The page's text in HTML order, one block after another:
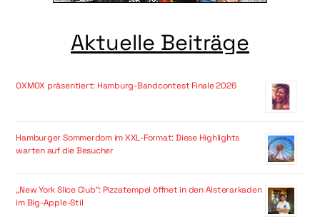
Aktuelle Beiträge
OXMOX präsentiert: Hamburg-Bandcontest Finale 2026
Hamburger Sommerdom im XXL-Format: Diese Highlights
warten auf die Besucher
„New York Slice Club“: Pizzatempel öffnet in den Alsterarkaden
im Big-Apple-Stil